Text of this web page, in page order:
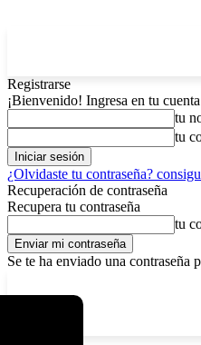
Registrarse
¡Bienvenido! Ingresa en tu cuenta
tu
tu
¿Olvidaste tu contraseña?
Recuperación de contraseña
Recupera tu contraseña
tu
Se te ha enviado una contraseña